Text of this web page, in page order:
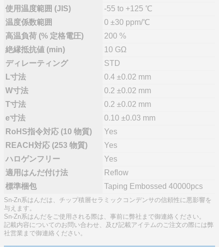
使用温度範囲 (JIS)
-55 to +125 ℃
温度係数範囲
0 ±30 ppm/℃
高温負荷 (% 定格電圧)
200 %
絶縁抵抗値 (min)
10 GΩ
ディレーティング
STD
L寸法
0.4 ±0.02 mm
W寸法
0.2 ±0.02 mm
T寸法
0.2 ±0.02 mm
e寸法
0.10 ±0.03 mm
RoHS指令対応 (10 物質)
Yes
REACH対応 (253 物質)
Yes
ハロゲンフリー
Yes
適用はんだ付け法
Reflow
標準梱包
Taping Embossed 40000pcs
Sn-Zn系はんだは、チップ積層セラミックコンデンサの信頼性に悪影響を
与えます。
Sn-Zn系はんだをご使用される際は、事前に弊社まで御連絡ください。
記載内容についてのお問い合わせ、及び記載アイテムのご注文の際には弊
社営業まで御連絡ください。